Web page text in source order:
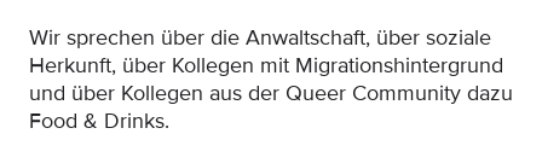
Wir sprechen über die Anwaltschaft, über soziale
Herkunft, über Kollegen mit Migrationshintergrund
und über Kollegen aus der Queer Community dazu
Food & Drinks.